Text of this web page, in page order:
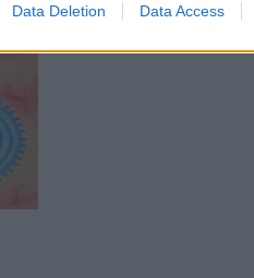
Data Deletion Data Access